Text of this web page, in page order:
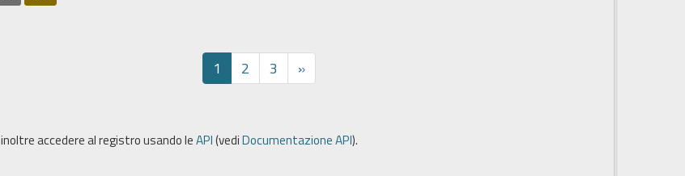
1 2 3 »
accedere al registro usando leAPI(vediDocumentazione API).